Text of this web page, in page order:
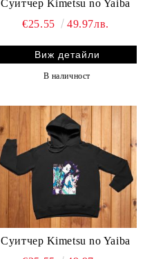
Суитчер Kimetsu no Yaiba
€25.55
49.97лв.
Виж детайли
В наличност
Суитчер Kimetsu no Yaiba